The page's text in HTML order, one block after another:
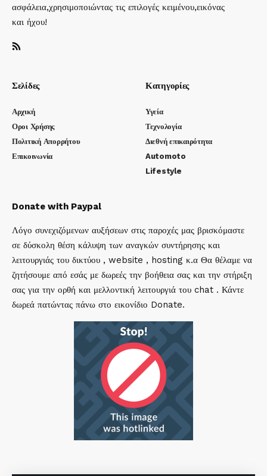
ασφάλεια,χρησιμοποιώντας τις επιλογές κειμένου,εικόνας
και ήχου!
Σελίδες
Αρχική
Οροι Χρήσης
Πολιτική Απορρήτου
Επικοινωνία
Κατηγορίες
Υγεία
Τεχνολογία
Διεθνή επικαιρότητα
Automoto
Lifestyle
Donate with Paypal
Λόγο συνεχιζόμενων αυξήσεων στις παροχές μας βρισκόμαστε
σε δύσκολη θέση κάλυψη των αναγκών συντήρησης και
λειτουργιάς του δικτύου , website , hosting κ.α Θα θέλαμε να
ζητήσουμε από εσάς με δωρεές την βοήθεια σας και την στήριξη
σας για την ορθή και μελλοντική λειτουργιά του chat . Κάντε
δωρεά πατώντας πάνω στο εικονίδιο Donate.